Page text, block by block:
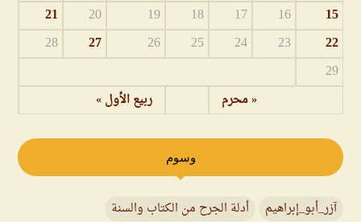
« محرم ربيع الأول »
15
16
17
18
19
20
21
22
23
24
25
26
27
28
29
وسوم
آزر_أبو_إبراهيم
أدلة الجرح من الكتاب والسنة